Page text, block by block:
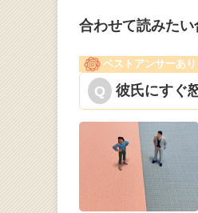
合わせて読みた
ベストアンサーあり
彼氏にすぐ